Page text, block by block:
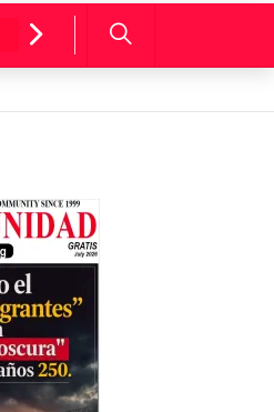
Cultura y entretenimiento